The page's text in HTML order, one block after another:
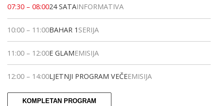
07:30 – 08:0024 SATAINFORMATIVA
10:00 – 11:00BAHAR 1 SERIJA
11:00 – 12:00E GLAMEMISIJA
12:00 – 14:00LJETNJI PROGRAM VEČEEMISIJA
KOMPLETAN PROGRAM